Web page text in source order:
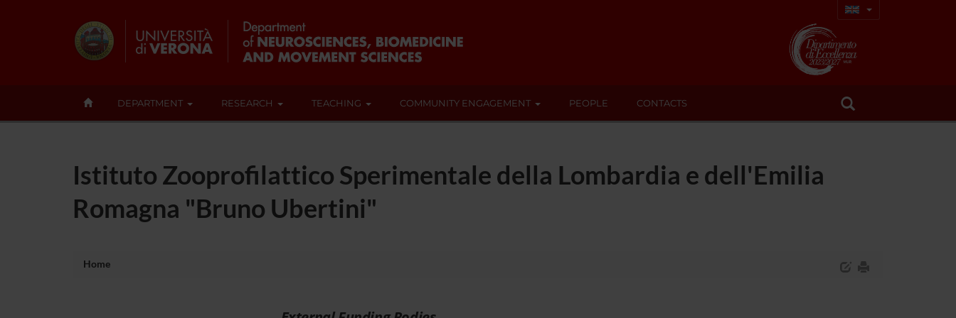
DEPARTMENT RESEARCH TEACHING COMMUNITY ENGAGEMENT PEOPLE CONTACTS
Istituto Zooprofilattico Sperimentale della Lombardia e dell'Emilia
Romagna "Bruno Ubertini"
Home